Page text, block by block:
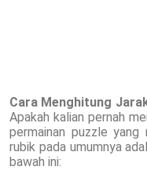
Cara Menghitung
Apakah kalian pernah
permainan puzzle
rubik pada umumnya
bawah ini: